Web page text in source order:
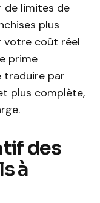
de limites de
plus
votre coût réel
prime
traduire par
plus complète,
des
à